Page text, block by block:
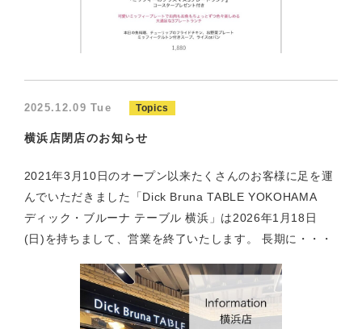
2025.12.09 Tue Topics
横浜店閉店のお知らせ
2021年3月10日のオープン以来たくさんのお客様に足を運
んでいただきました「Dick Bruna TABLE YOKOHAMA
ディック・ブルーナ テーブル 横浜」は2026年1月18日
(日)を持ちまして、営業を終了いたします。 長期に・・・